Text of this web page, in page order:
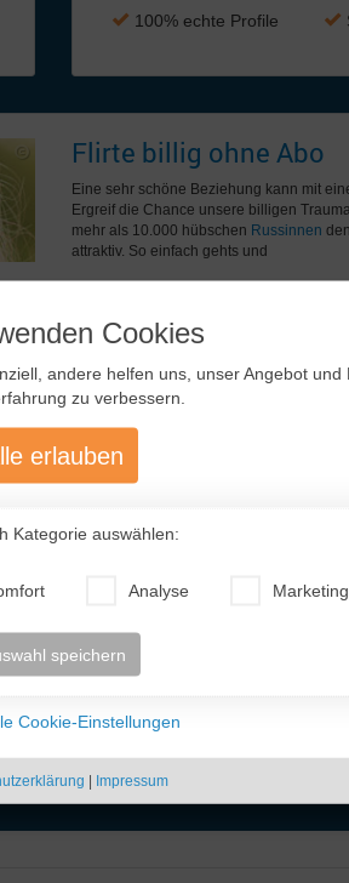
100% echte Profile
Flirte billig ohne Abo
Eine sehr schöne Beziehung kann mit
Ergreif die Chance unsere billigen
mehr als 10.000 hübschen Russinnen
attraktiv. So einfach gehts und
NeuesteMitglieder -
Tatiana (44)
Cookies
andere helfen uns, unser Angebot und
zu verbessern.
erlauben
Kategorie auswählen:
Analyse Marketing
speichern
Cookie-Einstellungen
| Impressum